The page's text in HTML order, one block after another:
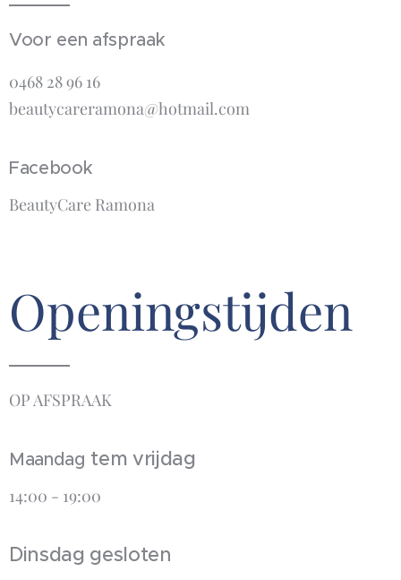
Voor een afspraak
0468 28 96 16
beautycareramona@hotmail.com
Facebook
BeautyCare Ramona
Openingstijden
OP AFSPRAAK
Maandag tem vrijdag
14:00 - 19:00
Dinsdag gesloten